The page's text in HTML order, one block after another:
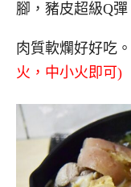
腳，豬皮超級Q彈
肉質軟爛好好吃。
火，中小火即可)